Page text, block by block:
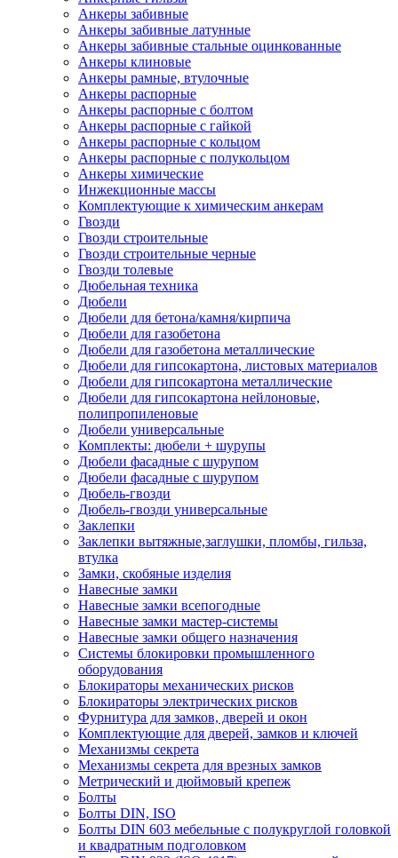
Анкеры забивные
Анкеры забивные латунные
Анкеры забивные стальные оцинкованные
Анкеры клиновые
Анкеры рамные, втулочные
Анкеры распорные
Анкеры распорные с болтом
Анкеры распорные с гайкой
Анкеры распорные с кольцом
Анкеры распорные с полукольцом
Анкеры химические
Инжекционные массы
Комплектующие к химическим анкерам
Гвозди
Гвозди строительные
Гвозди строительные черные
Гвозди толевые
Дюбельная техника
Дюбели
Дюбели для бетона/камня/кирпича
Дюбели для газобетона
Дюбели для газобетона металлические
Дюбели для гипсокартона, листовых материалов
Дюбели для гипсокартона металлические
Дюбели для гипсокартона нейлоновые,
полипропиленовые
Дюбели универсальные
Комплекты: дюбели + шурупы
Дюбели фасадные с шурупом
Дюбели фасадные с шурупом
Дюбель-гвозди
Дюбель-гвозди универсальные
Заклепки
Заклепки вытяжные,заглушки, пломбы, гильза,
втулка
Замки, скобяные изделия
Навесные замки
Навесные замки всепогодные
Навесные замки мастер-системы
Навесные замки общего назначения
Системы блокировки промышленного
оборудования
Блокираторы механических рисков
Блокираторы электрических рисков
Фурнитура для замков, дверей и окон
Комплектующие для дверей, замков и ключей
Механизмы секрета
Механизмы секрета для врезных замков
Метрический и дюймовый крепеж
Болты
Болты DIN, ISO
Болты DIN 603 мебельные с полукруглой головкой
и квадратным подголовком